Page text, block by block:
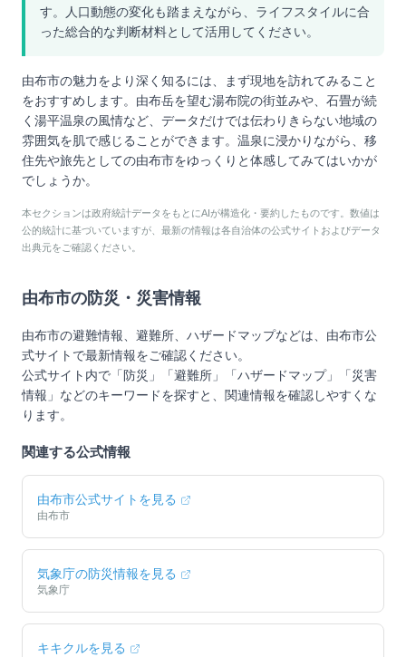
す。人口動態の変化も踏まえながら、ライフスタイルに合
った総合的な判断材料として活用してください。
由布市の魅力をより深く知るには、まず現地を訪れてみること
をおすすめします。由布岳を望む湯布院の街並みや、石畳が続
く湯平温泉の風情など、データだけでは伝わりきらない地域の
雰囲気を肌で感じることができます。温泉に浸かりながら、移
住先や旅先としての由布市をゆっくりと体感してみてはいかが
でしょうか。
本セクションは政府統計データをもとにAIが構造化・要約したものです。数値は
公的統計に基づいていますが、最新の情報は各自治体の公式サイトおよびデータ
出典元をご確認ください。
由布市の防災・災害情報
由布市の避難情報、避難所、ハザードマップなどは、 由布市公
式サイトで最新情報をご確認ください。
公式サイト内で「防災」「避難所」「ハザードマップ」「災害
情報」などのキーワードを探すと、関連情報を確認しやすくな
ります。
関連する公式情報
由布市公式サイトを見る
由布市
気象庁の防災情報を見る
気象庁
キキクルを見る